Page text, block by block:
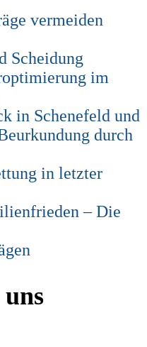
vermeiden
Scheidung
im
in Schenefeld und
durch
in letzter
– Die